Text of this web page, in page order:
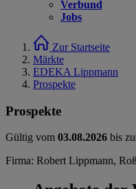
Verbund
Jobs
Zur Startseite
Märkte
EDEKA Lippmann
Prospekte
Prospekte
Gültig vom 03.08.2026 bis
Firma: Robert Lippmann,